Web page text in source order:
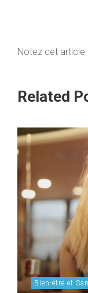
Notez cet article !
Related
Bien-être et